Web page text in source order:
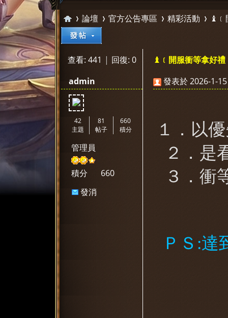
神
選
»
論壇
›
官方公告專區
›
精彩活動
›
♝﹝
查看: 441 | 回復: 0 ♝﹝開服衝等拿好
admin
42
主題
81
帖子
660
積分
管理員
積分
660
發消
發表於 2026-1-
１．以
２．是
３．衝
ＰＳ:達